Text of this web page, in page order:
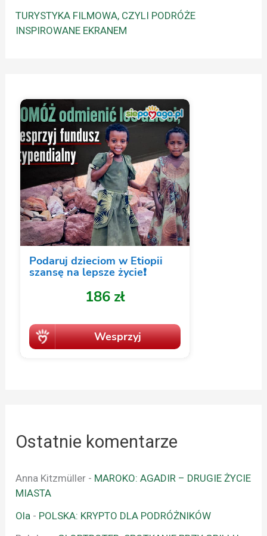
TURYSTYKA FILMOWA, CZYLI PODRÓŻE
INSPIROWANE EKRANEM
Ostatnie komentarze
Anna Kitzmüller - MAROKO: AGADIR – DRUGIE ŻYCIE
MIASTA
Ola - POLSKA: KRYPTO DLA PODRÓŻNIKÓW